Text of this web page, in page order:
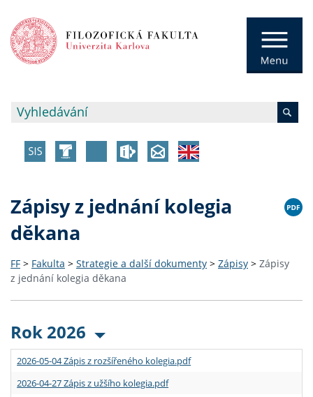
Zápisy z jednání kolegia
děkana
FF > Fakulta > Strategie a další dokumenty > Zápisy > Zápisy
z jednání kolegia děkana
Rok 2026
2026-05-04 Zápis z rozšířeného kolegia.pdf
2026-04-27 Zápis z užšího kolegia.pdf